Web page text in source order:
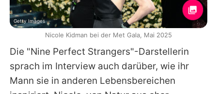
Die "Nine Perfect Strangers"-Darstellerin
sprach im Interview auch darüber, wie ihr
Mann sie in anderen Lebensbereichen
Getty Images
Nicole Kidman bei der Met Gala, Mai 2025